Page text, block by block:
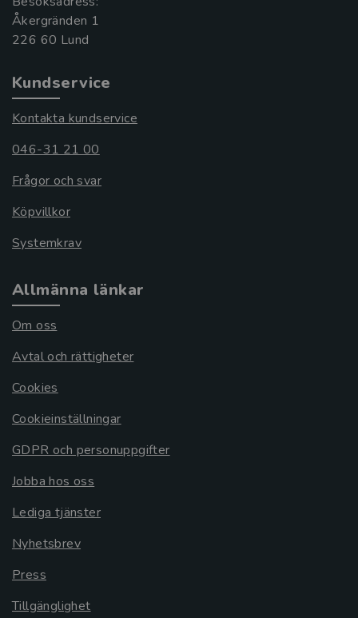
Åkergränden 1
Kundservice
Kontakta kundservice
046-31 21 00
Frågor och svar
Köpvillkor
Systemkrav
Allmänna länkar
Om oss
Avtal och rättigheter
Cookies
Cookieinställningar
GDPR och personuppgifter
Jobba hos oss
Lediga tjänster
Nyhetsbrev
Press
Tillgänglighet